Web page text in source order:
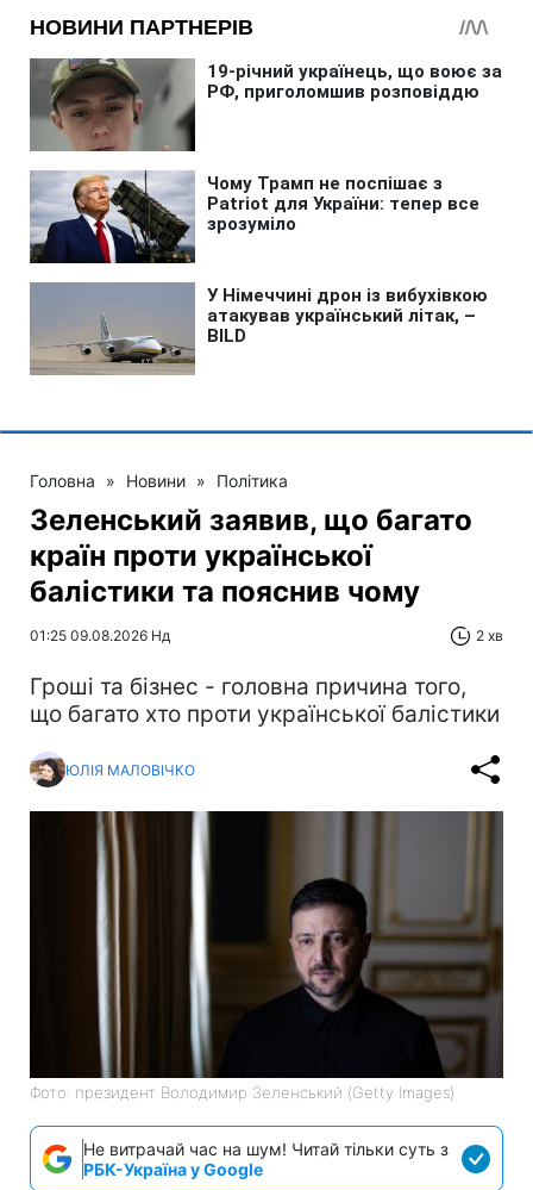
Головна » Новини » Політика
Зеленський заявив, що багато
країн проти української
балістики та пояснив чому
01:25 09.08.2026 Нд 2 хв
Гроші та бізнес - головна причина того,
що багато хто проти української балістики
ЮЛІЯ МАЛОВІЧКО
Фото: президент Володимир Зеленський (Getty Images)
Не витрачай час на шум! Читай тільки суть з
РБК-Україна у Google